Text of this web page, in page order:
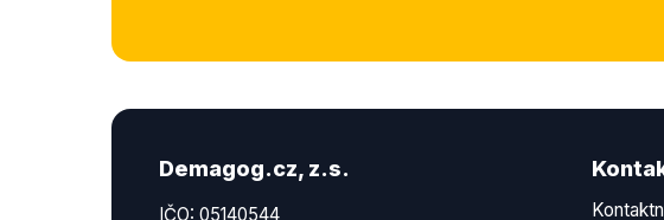
Demagog.cz, z.s.
IČO: 05140544